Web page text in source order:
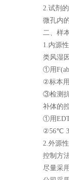
2.试剂
微孔内
二、样
1.内源
类风湿
①用
②标本
③检测
补体的
①用
②56℃
2.外源
控制方
尽量采